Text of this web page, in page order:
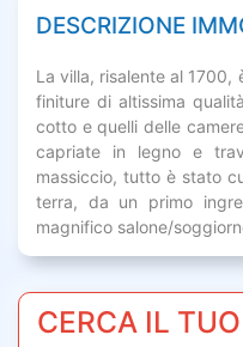
DESCRIZIONE
La villa, risalente al 1700,
finiture di altissima
cotto e quelli delle
capriate in legno e
massiccio, tutto è stato
terra, da un primo
magnifico salone/
CERCA IL